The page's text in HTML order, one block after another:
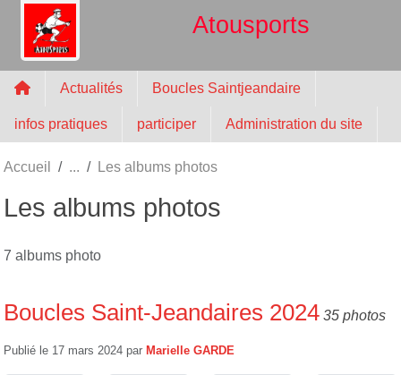
Atousports
Actualités Boucles Saintjeandaire
infos pratiques participer Administration du site
Accueil Les albums photos
Les albums photos
7 albums photo
Boucles Saint-Jeandaires 2024 35 photos
Publié le 17 mars 2024 par Marielle GARDE
Panneau de gestion des cookies